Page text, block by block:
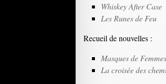
Whiskey After Case
Les Runes de Feu
Recueil de nouvelles :
Masques de Femmes
La croisée des